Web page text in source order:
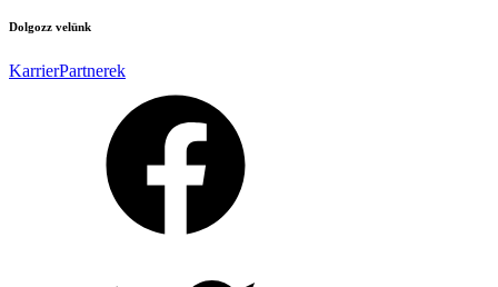
Dolgozz velünk
KarrierPartnerek